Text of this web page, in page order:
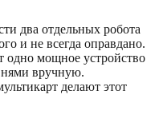
два отдельных робота
и не всегда оправдано.
одно мощное устройство
вручную.
делают этот